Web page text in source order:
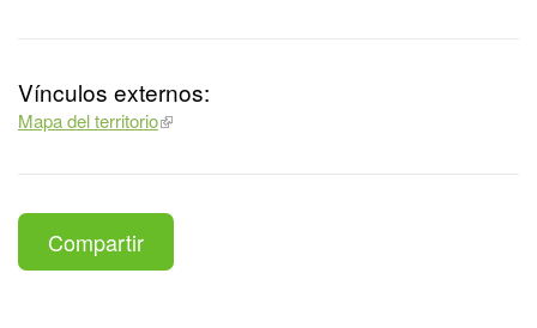
Vínculos externos:
Mapa del territorio
Compartir